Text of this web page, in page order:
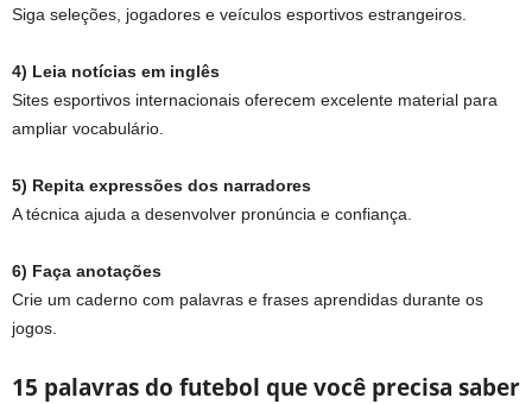
Siga seleções, jogadores e veículos esportivos estrangeiros.
4) Leia notícias em inglês
Sites esportivos internacionais oferecem excelente material para
ampliar vocabulário.
5) Repita expressões dos narradores
A técnica ajuda a desenvolver pronúncia e confiança.
6) Faça anotações
Crie um caderno com palavras e frases aprendidas durante os
jogos.
15 palavras do futebol que você precisa saber